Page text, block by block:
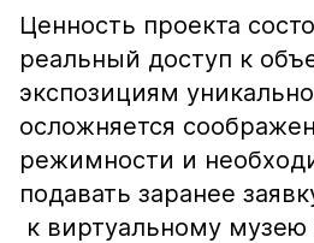
Ценность проекта
реальный доступ к
экспозициям
осложняется
режимности и
подавать заранее
к виртуальному музею